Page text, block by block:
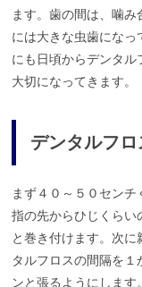
ます。歯の間は、噛
には大きな虫歯にな
にも日頃からデンタ
大切になってきます。
デンタルフ
まず４０～５０セン
指の先からひじくらい
と巻き付けます。次
タルフロスの間隔を
ンと張るようにします。